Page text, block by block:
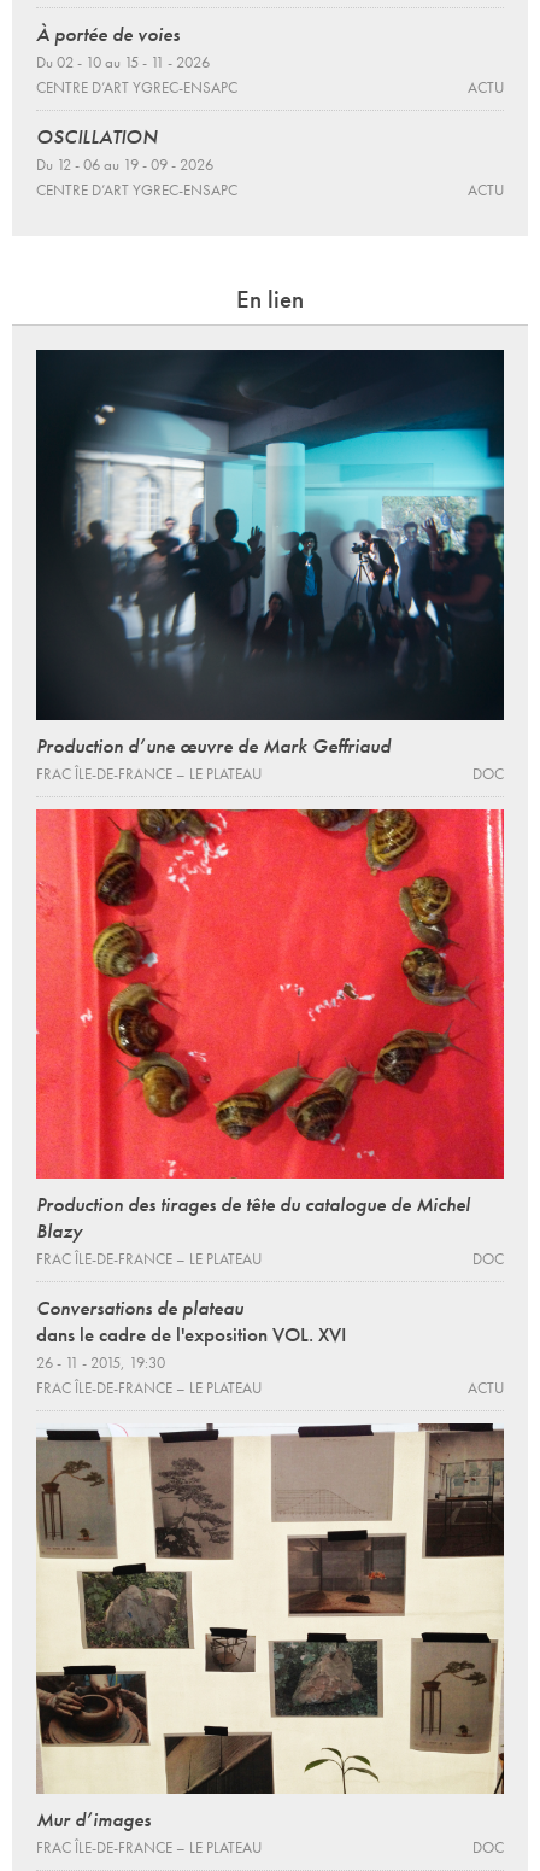
À portée de voies
Du 02 - 10 au 15 - 11 - 2026
CENTRE D’ART YGREC-ENSAPC
ACTU
OSCILLATION
Du 12 - 06 au 19 - 09 - 2026
CENTRE D’ART YGREC-ENSAPC
ACTU
En lien
Production d’une œuvre de Mark Geffriaud
FRAC ÎLE-DE-FRANCE – LE PLATEAU DOC
Production des tirages de tête du catalogue de Michel
Blazy
FRAC ÎLE-DE-FRANCE – LE PLATEAU DOC
Conversations de plateau
dans le cadre de l'exposition VOL. XVI
26 - 11 - 2015, 19:30
FRAC ÎLE-DE-FRANCE – LE PLATEAU
ACTU
Mur d’images
FRAC ÎLE-DE-FRANCE – LE PLATEAU DOC